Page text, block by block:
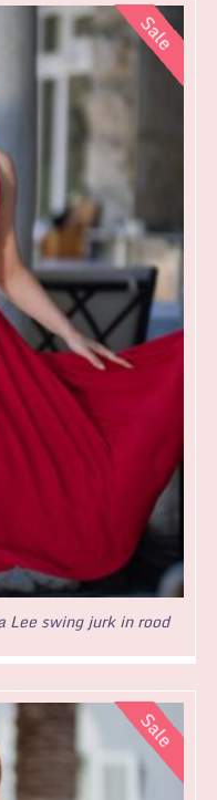
Lee swing jurk in rood